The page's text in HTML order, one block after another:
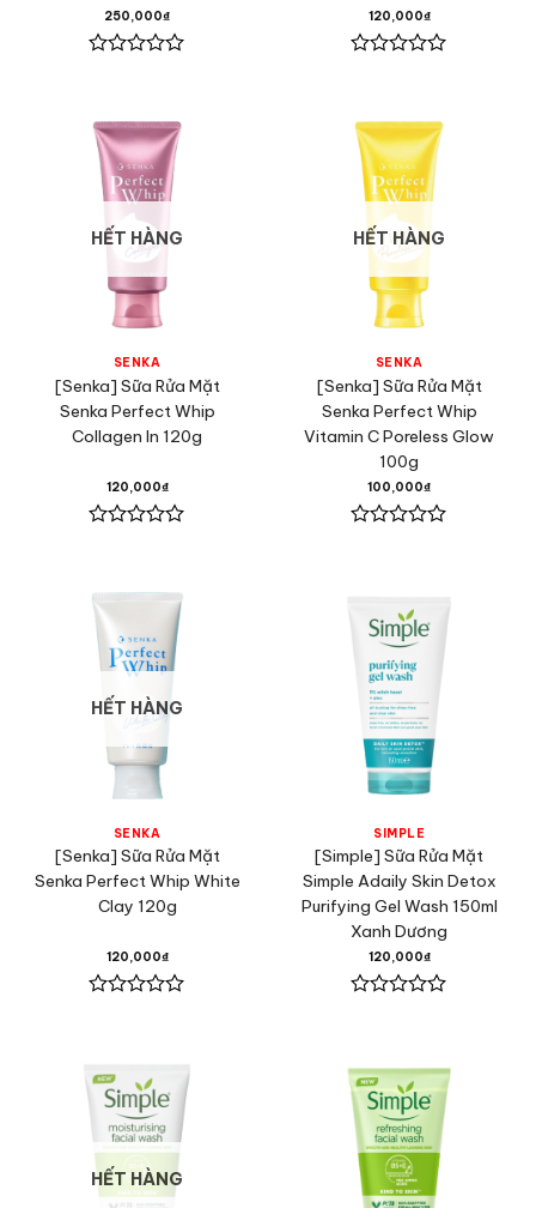
250,000₫
0
5
sao
120,000₫
0
5
sao
HẾT HÀNG
SENKA
[Senka] Sữa Rửa Mặt
Senka Perfect Whip
Collagen In 120g
120,000₫
0
5
sao
HẾT HÀNG
SENKA
[Senka] Sữa Rửa Mặt
Senka Perfect Whip
Vitamin C Poreless Glow
100g
100,000₫
sao
HẾT HÀNG
SENKA
[Senka] Sữa Rửa Mặt
Senka Perfect Whip White
Clay 120g
120,000₫
0
5
sao
SIMPLE
[Simple] Sữa Rửa Mặt
Simple Adaily Skin Detox
Purifying Gel Wash 150ml
Xanh Dương
120,000₫
0
5
sao
HẾT HÀNG